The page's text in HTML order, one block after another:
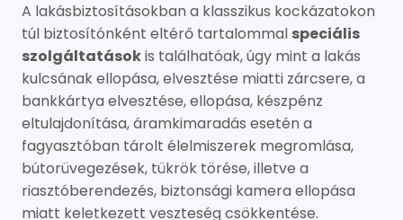
A lakásbiztosításokban a klasszikus kockázatokon
túl biztosítónként eltérő tartalommal speciális
szolgáltatásokis találhatóak, úgy mint a lakás
kulcsának ellopása, elvesztése miatti zárcsere, a
bankkártya elvesztése, ellopása, készpénz
eltulajdonítása, áramkimaradás esetén a
fagyasztóban tárolt élelmiszerek megromlása,
bútorüvegezések, tükrök törése, illetve a
riasztóberendezés, biztonsági kamera ellopása
miatt keletkezett veszteség csökkentése.